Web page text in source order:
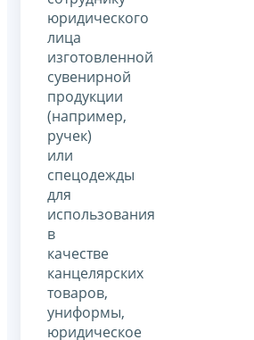
юридического
лица
изготовленной
сувенирной
продукции
(например,
ручек)
или
спецодежды
для
использования
в
качестве
канцелярских
товаров,
униформы,
юридическое